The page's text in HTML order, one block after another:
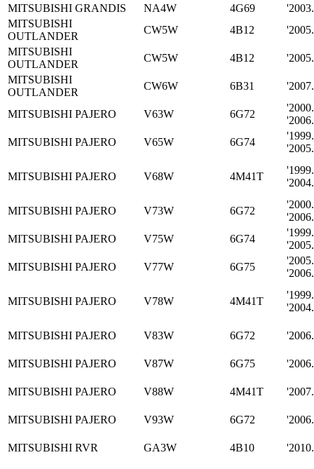
MITSUBISHI GRANDIS
NA4W 4G69
MITSUBISHI
OUTLANDER
CW5W 4B12
MITSUBISHI
OUTLANDER
CW5W 4B12
MITSUBISHI
OUTLANDER
CW6W 6B31
MITSUBISHI PAJERO V63W 6G72
MITSUBISHI PAJERO
V65W 6G74
MITSUBISHI PAJERO V68W 4M41T
MITSUBISHI PAJERO V73W 6G72
MITSUBISHI PAJERO
V75W 6G74
MITSUBISHI PAJERO
V77W 6G75
MITSUBISHI PAJERO V78W 4M41T
MITSUBISHI PAJERO V83W 6G72
MITSUBISHI PAJERO V87W 6G75
MITSUBISHI PAJERO V88W 4M41T
MITSUBISHI PAJERO V93W 6G72
MITSUBISHI RVR GA3W 4B10